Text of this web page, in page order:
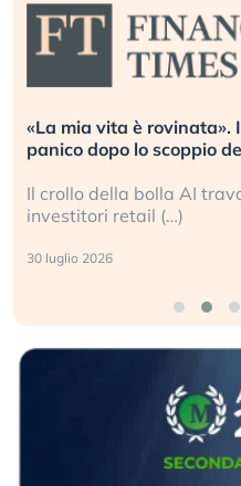
«La mia vita è rovinata».
panico dopo lo scoppio
Il crollo della bolla AI
investitori retail (…)
30 luglio 2026